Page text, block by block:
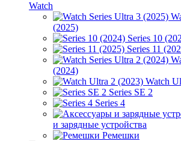
Watch
(2025)
Series 10
Series 11
(2024)
Watch
Series SE 2
Series 4
и зарядные устройства
Ремешки